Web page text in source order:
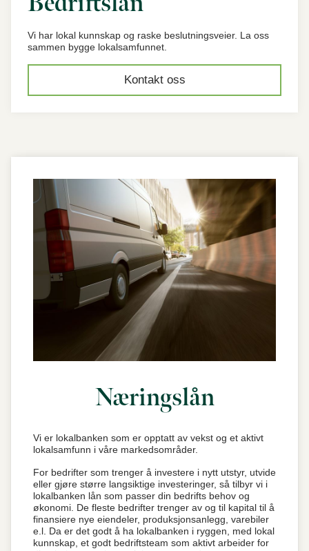
Vi har lokal kunnskap og raske beslutningsveier. La oss
sammen bygge lokalsamfunnet.
Kontakt oss
Næringslån
Vi er lokalbanken som er opptatt av vekst og et aktivt
lokalsamfunn i våre markedsområder.
For bedrifter som trenger å investere i nytt utstyr, utvide
eller gjøre større langsiktige investeringer, så tilbyr vi i
lokalbanken lån som passer din bedrifts behov og
økonomi. De fleste bedrifter trenger av og til kapital til å
finansiere nye eiendeler, produksjonsanlegg, varebiler
e.l. Da er det godt å ha lokalbanken i ryggen, med lokal
kunnskap, et godt bedriftsteam som aktivt arbeider for